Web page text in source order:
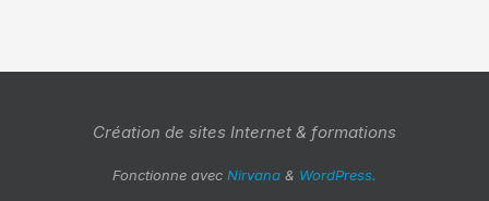
Création de sites Internet & formations
Fonctionne avec Nirvana & WordPress.